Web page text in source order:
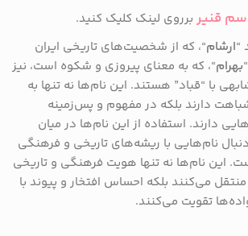
قنیر برروی لینک کلیک کنید.
“ارشام“، که از شخصیت‌های تاریخی ایران
بهرام“، که به معنای پیروزی و شکوه است، نیز
با “قباد” هستند. این نام‌ها نه تنها به
دارند بلکه در مفهوم و پس‌زمینه
دارند. استفاده از این نام‌ها در میان
نام‌هایی با ریشه‌های تاریخی و فرهنگی
این نام‌ها نه تنها هویت فرهنگی و تاریخی
می‌کنند بلکه احساس افتخار و پیوند با
تقویت می‌کنند.